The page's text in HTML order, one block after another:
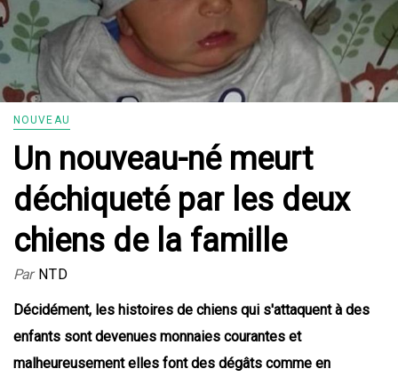
NOUVEAU
Un nouveau-né meurt
déchiqueté par les deux
chiens de la famille
Par NTD
Décidément, les histoires de chiens qui s'attaquent à des
enfants sont devenues monnaies courantes et
malheureusement elles font des dégâts comme en